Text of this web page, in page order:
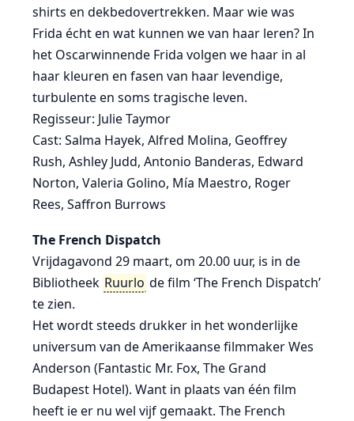
shirts en dekbedovertrekken. Maar wie was
Frida écht en wat kunnen we van haar leren? In
het Oscarwinnende Frida volgen we haar in al
haar kleuren en fasen van haar levendige,
turbulente en soms tragische leven.
Regisseur: Julie Taymor
Cast: Salma Hayek, Alfred Molina, Geoffrey
Rush, Ashley Judd, Antonio Banderas, Edward
Norton, Valeria Golino, Mía Maestro, Roger
Rees, Saffron Burrows
The French Dispatch
Vrijdagavond 29 maart, om 20.00 uur, is in de
Bibliotheek Ruurlo de film ‘The French Dispatch’
te zien.
Het wordt steeds drukker in het wonderlijke
universum van de Amerikaanse filmmaker Wes
Anderson (Fantastic Mr. Fox, The Grand
Budapest Hotel). Want in plaats van één film
heeft ie er nu wel vijf gemaakt. The French